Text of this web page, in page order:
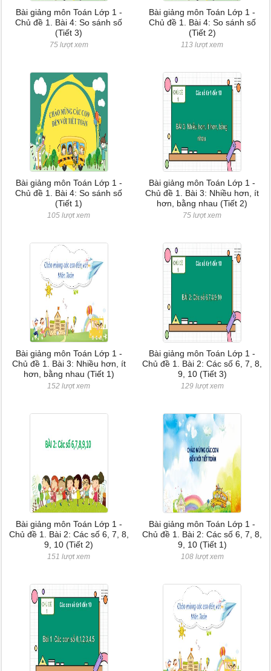
Bài giảng môn Toán Lớp 1 -
Chủ đề 1. Bài 4: So sánh số
(Tiết 3)
75 lượt xem
Bài giảng môn Toán Lớp 1 -
Chủ đề 1. Bài 4: So sánh số
(Tiết 2)
113 lượt xem
Bài giảng môn Toán Lớp 1 -
Chủ đề 1. Bài 4: So sánh số
(Tiết 1)
105 lượt xem
Bài giảng môn Toán Lớp 1 -
Chủ đề 1. Bài 3: Nhiều hơn, ít
hơn, bằng nhau (Tiết 2)
75 lượt xem
Bài giảng môn Toán Lớp 1 -
Chủ đề 1. Bài 3: Nhiều hơn, ít
hơn, bằng nhau (Tiết 1)
152 lượt xem
Bài giảng môn Toán Lớp 1 -
Chủ đề 1. Bài 2: Các số 6, 7, 8,
9, 10 (Tiết 3)
129 lượt xem
Bài giảng môn Toán Lớp 1 -
Chủ đề 1. Bài 2: Các số 6, 7, 8,
9, 10 (Tiết 2)
151 lượt xem
Bài giảng môn Toán Lớp 1 -
Chủ đề 1. Bài 2: Các số 6, 7, 8,
9, 10 (Tiết 1)
108 lượt xem